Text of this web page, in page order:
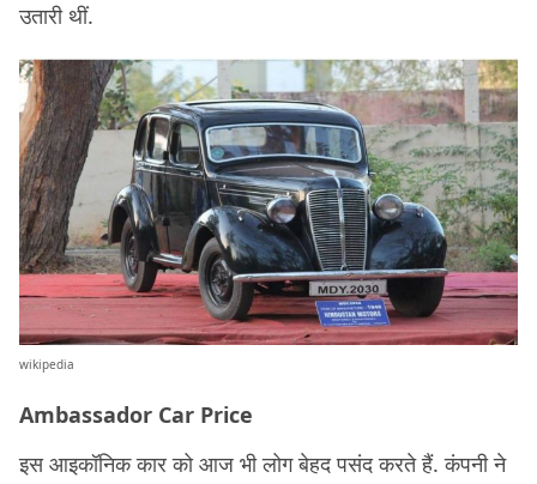
उतारी थीं.
wikipedia
Ambassador Car Price
इस आइकॉनिक कार को आज भी लोग बेहद पसंद करते हैं. कंपनी ने